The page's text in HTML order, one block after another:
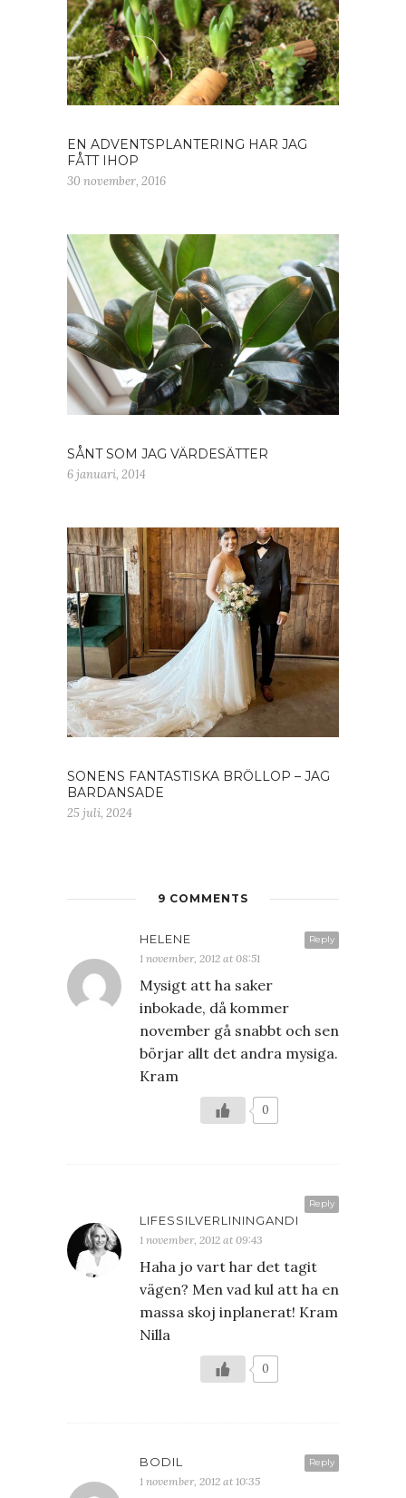
EN ADVENTSPLANTERING HAR JAG
FÅTT IHOP
30 november, 2016
SÅNT SOM JAG VÄRDESÄTTER
6 januari, 2014
SONENS FANTASTISKA BRÖLLOP – JAG
BARDANSADE
25 juli, 2024
9 COMMENTS
Reply
HELENE
1 november, 2012 at 08:51
Mysigt att ha saker
inbokade, då kommer
november gå snabbt och sen
börjar allt det andra mysiga.
Kram
0
Reply
LIFESSILVERLININGANDI
1 november, 2012 at 09:43
Haha jo vart har det tagit
vägen? Men vad kul att ha en
massa skoj inplanerat! Kram
Nilla
0
Reply
BODIL
1 november, 2012 at 10:35